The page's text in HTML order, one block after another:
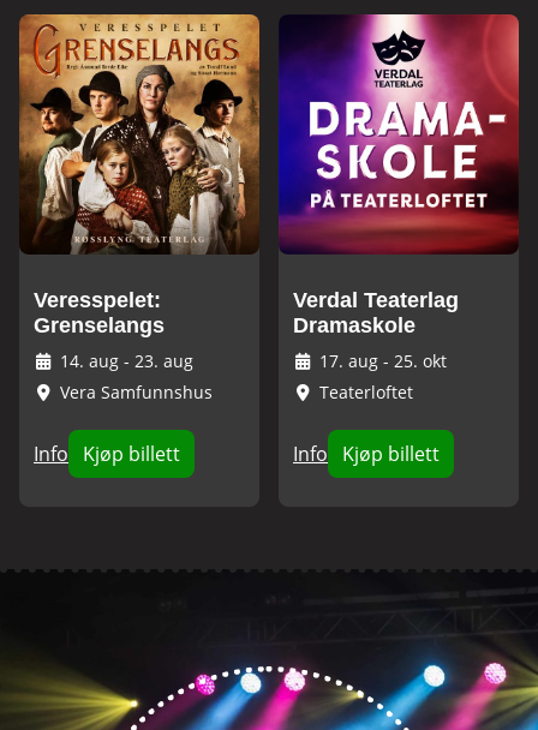
Veresspelet:
Grenselangs
14. aug - 23. aug
Vera Samfunnshus
Info Kjøp billett
Verdal Teaterlag
Dramaskole
17. aug - 25. okt
Teaterloftet
Info Kjøp billett